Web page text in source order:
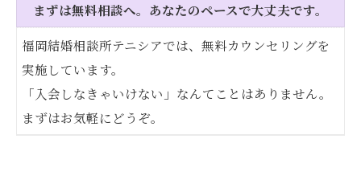
まずは無料相談へ。あなたのペースで大丈夫です。
福岡結婚相談所テニシアでは、無料カウンセリングを
実施しています。
「入会しなきゃいけない」なんてことはありません。
まずはお気軽にどうぞ。